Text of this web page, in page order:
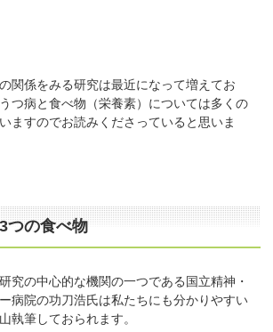
関係をみる研究は最近になって増えてお
つ病と食べ物（栄養素）については多くの
ますのでお読みくださっていると思いま
つの食べ物
究の中心的な機関の一つである国立精神・
病院の功刀浩氏は私たちにも分かりやすい
執筆しておられます。